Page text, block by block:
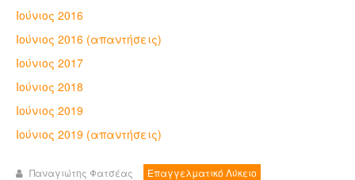
Ιούνιος 2016
Ιούνιος 2016 (απαντήσεις)
Ιούνιος 2017
Ιούνιος 2018
Ιούνιος 2019
Ιούνιος 2019 (απαντήσεις)
Παναγιώτης Φατσέας
Επαγγελματικό Λύκειο